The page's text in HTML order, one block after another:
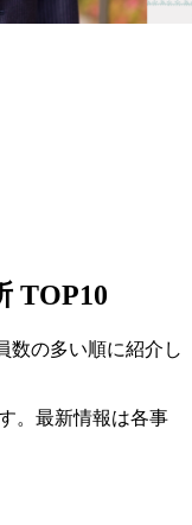
TOP10
数の多い順に紹介し
。最新情報は各事